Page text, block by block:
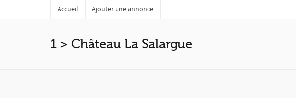
Accueil Ajouter une annonce
1 > Château La Salargue